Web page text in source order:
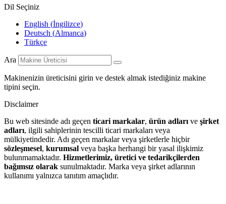
Dil Seçiniz
English (İngilizce)
Deutsch (Almanca)
Türkçe
Ara
Makinenizin üreticisini girin ve destek almak istediğiniz makine
tipini seçin.
Disclaimer
Bu web sitesinde adı geçen ticari markalar, ürün adları ve şirket
adları, ilgili sahiplerinin tescilli ticari markaları veya
mülkiyetindedir. Adı geçen markalar veya şirketlerle hiçbir
sözleşmesel, kurumsal veya başka herhangi bir yasal ilişkimiz
bulunmamaktadır. Hizmetlerimiz, üretici ve tedarikçilerden
bağımsız olarak sunulmaktadır. Marka veya şirket adlarının
kullanımı yalnızca tanıtım amaçlıdır.